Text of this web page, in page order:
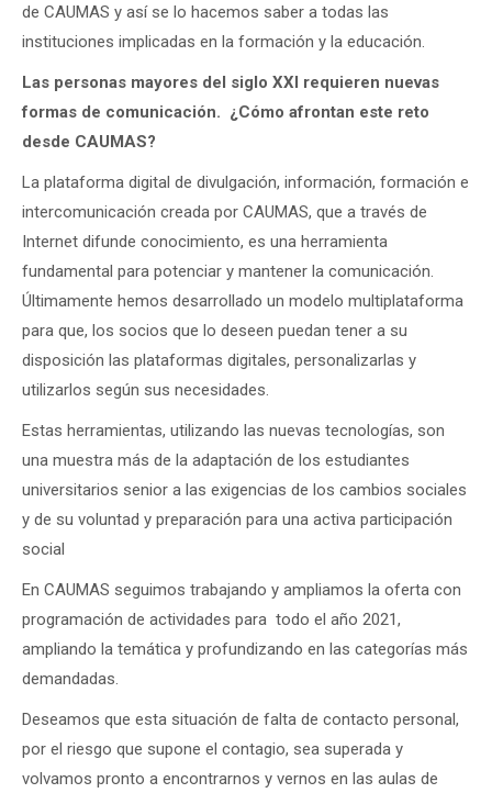
de CAUMAS y así se lo hacemos saber a todas las
instituciones implicadas en la formación y la educación.
Las personas mayores del siglo XXI requieren nuevas
formas de comunicación. ¿Cómo afrontan este reto
desde CAUMAS?
La plataforma digital de divulgación, información, formación e
intercomunicación creada por CAUMAS, que a través de
Internet difunde conocimiento, es una herramienta
fundamental para potenciar y mantener la comunicación.
Últimamente hemos desarrollado un modelo multiplataforma
para que, los socios que lo deseen puedan tener a su
disposición las plataformas digitales, personalizarlas y
utilizarlos según sus necesidades.
Estas herramientas, utilizando las nuevas tecnologías, son
una muestra más de la adaptación de los estudiantes
universitarios senior a las exigencias de los cambios sociales
y de su voluntad y preparación para una activa participación
social
En CAUMAS seguimos trabajando y ampliamos la oferta con
programación de actividades para todo el año 2021,
ampliando la temática y profundizando en las categorías más
demandadas.
Deseamos que esta situación de falta de contacto personal,
por el riesgo que supone el contagio, sea superada y
volvamos pronto a encontrarnos y vernos en las aulas de